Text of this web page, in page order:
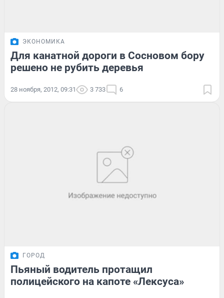
ЭКОНОМИКА
Для канатной дороги в Сосновом бору
решено не рубить деревья
28 ноября, 2012, 09:31 3 733 6
ГОРОД
Пьяный водитель протащил
полицейского на капоте «Лексуса»